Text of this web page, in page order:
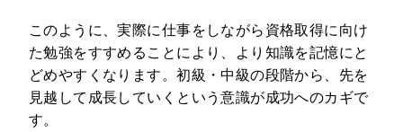
このように、実際に仕事をしながら資格取得に向け
た勉強をすすめることにより、より知識を記憶にと
どめやすくなります。初級・中級の段階から、先を
見越して成長していくという意識が成功へのカギで
す。